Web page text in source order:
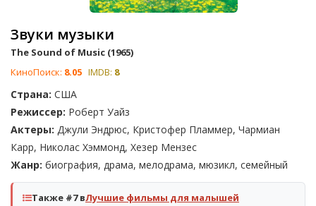
Звуки музыки
The Sound of Music (1965)
КиноПоиск: 8.05 IMDB: 8
Страна: США
Режиссер: Роберт Уайз
Актеры: Джули Эндрюс, Кристофер Пламмер, Чармиан
Карр, Николас Хэммонд, Хезер Мензес
Жанр: биография, драма, мелодрама, мюзикл, семейный
Также #7 вЛучшие фильмы для малышей